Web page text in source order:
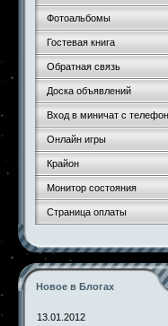
Фотоальбомы
Гостевая книга
Обратная связь
Доска объявлений
Вход в миничат с
Онлайн игры
Крайон
Монитор состояния
Страница оплаты
Новое в Блогах
13.01.2012